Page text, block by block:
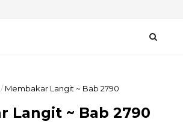
/ Membakar Langit ~ Bab 2790
Langit ~ Bab 2790